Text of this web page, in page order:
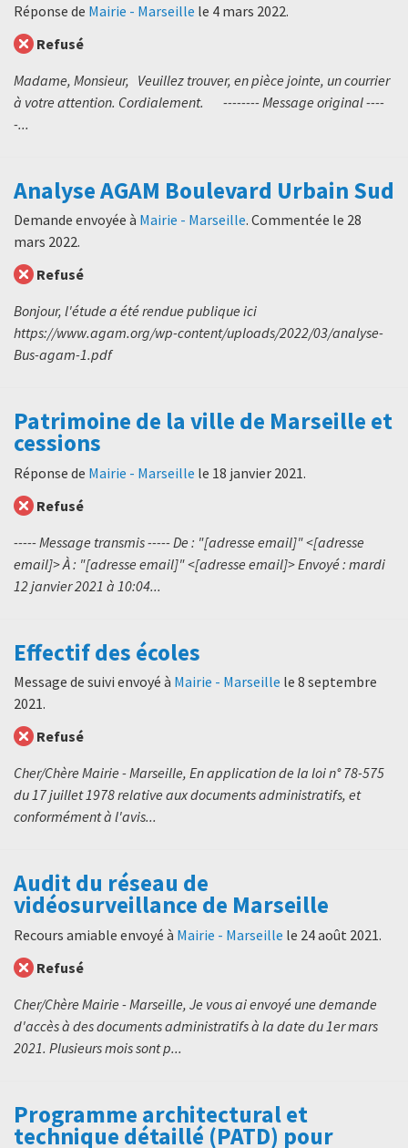
Réponse de Mairie - Marseille le 4 mars 2022.
Refusé
Madame, Monsieur, Veuillez trouver, en pièce jointe, un courrier
à votre attention. Cordialement. -------- Message original ----
-...
Analyse AGAM Boulevard Urbain Sud
Demande envoyée à Mairie - Marseille. Commentée le 28
mars 2022.
Refusé
Bonjour, l'étude a été rendue publique ici
https://www.agam.org/wp-content/uploads/2022/03/analyse-
Bus-agam-1.pdf
Patrimoine de la ville de Marseille et
cessions
Réponse de Mairie - Marseille le 18 janvier 2021.
Refusé
----- Message transmis ----- De : "[adresse email]" <[adresse
email]> À : "[adresse email]" <[adresse email]> Envoyé : mardi
12 janvier 2021 à 10:04...
Effectif des écoles
Message de suivi envoyé à Mairie - Marseille le 8 septembre
2021.
Refusé
Cher/Chère Mairie - Marseille, En application de la loi n° 78-575
du 17 juillet 1978 relative aux documents administratifs, et
conformément à l'avis...
Audit du réseau de
vidéosurveillance de Marseille
Recours amiable envoyé à Mairie - Marseille le 24 août 2021.
Refusé
Cher/Chère Mairie - Marseille, Je vous ai envoyé une demande
d'accès à des documents administratifs à la date du 1er mars
2021. Plusieurs mois sont p...
Programme architectural et
technique détaillé (PATD) pour